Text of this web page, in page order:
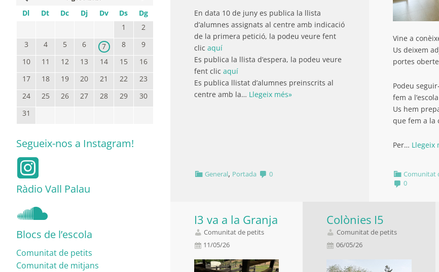
En data 10 de juny es publica la llista
d’alumnes assignats al centre amb indicació
de la primera petició, la podeu veure fent
clic aquí
Es publica la llista d’espera, la podeu veure
fent clic aquí
Es publica llistat d’alumnes preinscrits al
centre amb la… Llegeix més»
General, Portada 0
Vine a
Us deixem
portes
Podeu
fem a
Us hem
que fem a la
Per… Llegeix
Comunitat
0
I3 va a la Granja
Comunitat de petits
11/05/26
Colònies I5
Comunitat de petits
06/05/26
Dl Dt Dc Dj Dv Ds
Dg
1
2
3
4 5 6 7 8
9
10
11 12 13 14 15
16
17
18 19 20 21 22
23
24
25 26 27 28 29
30
31
Segueix-nos a Instagram!
Ràdio Vall Palau
Blocs de l’escola
Comunitat de petits
Comunitat de mitjans